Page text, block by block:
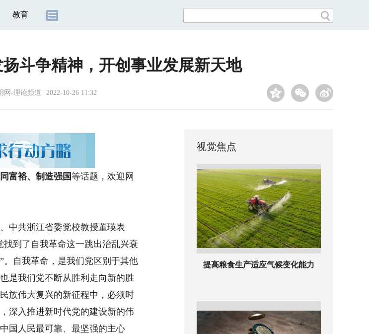
教育
斗争精神，开创事业发展新天地
网-理论频道 2022-10-26 11:32
富裕、制造强国等话题，欢迎网
共浙江省委党校教授董瑛表
到了自我革命这一跳出治乱兴衰
自我革命，是我们党区别于其他
是我们党不断从胜利走向新的胜
族伟大复兴的新征程中，必须时
深入推进新时代党的建设新的伟
国人民最可靠、最坚强的主心
视觉焦点
提高粮食生产适应气候变化能力